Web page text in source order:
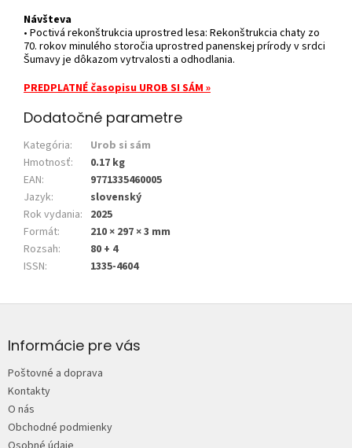
Návšteva
• Poctivá rekonštrukcia uprostred lesa: Rekonštrukcia chaty zo
70. rokov minulého storočia uprostred panenskej prírody v srdci
Šumavy je dôkazom vytrvalosti a odhodlania.
PREDPLATNÉ časopisu UROB SI SÁM »
Dodatočné parametre
Kategória:
Urob si sám
Hmotnosť:
0.17 kg
EAN:
9771335460005
Jazyk:
slovenský
Rok vydania: 2025
Formát:
210 × 297 × 3 mm
Rozsah:
80 + 4
ISSN: 1335-4604
p
e
Informácie pre vás
Poštovné a doprava
Kontakty
O nás
Obchodné podmienky